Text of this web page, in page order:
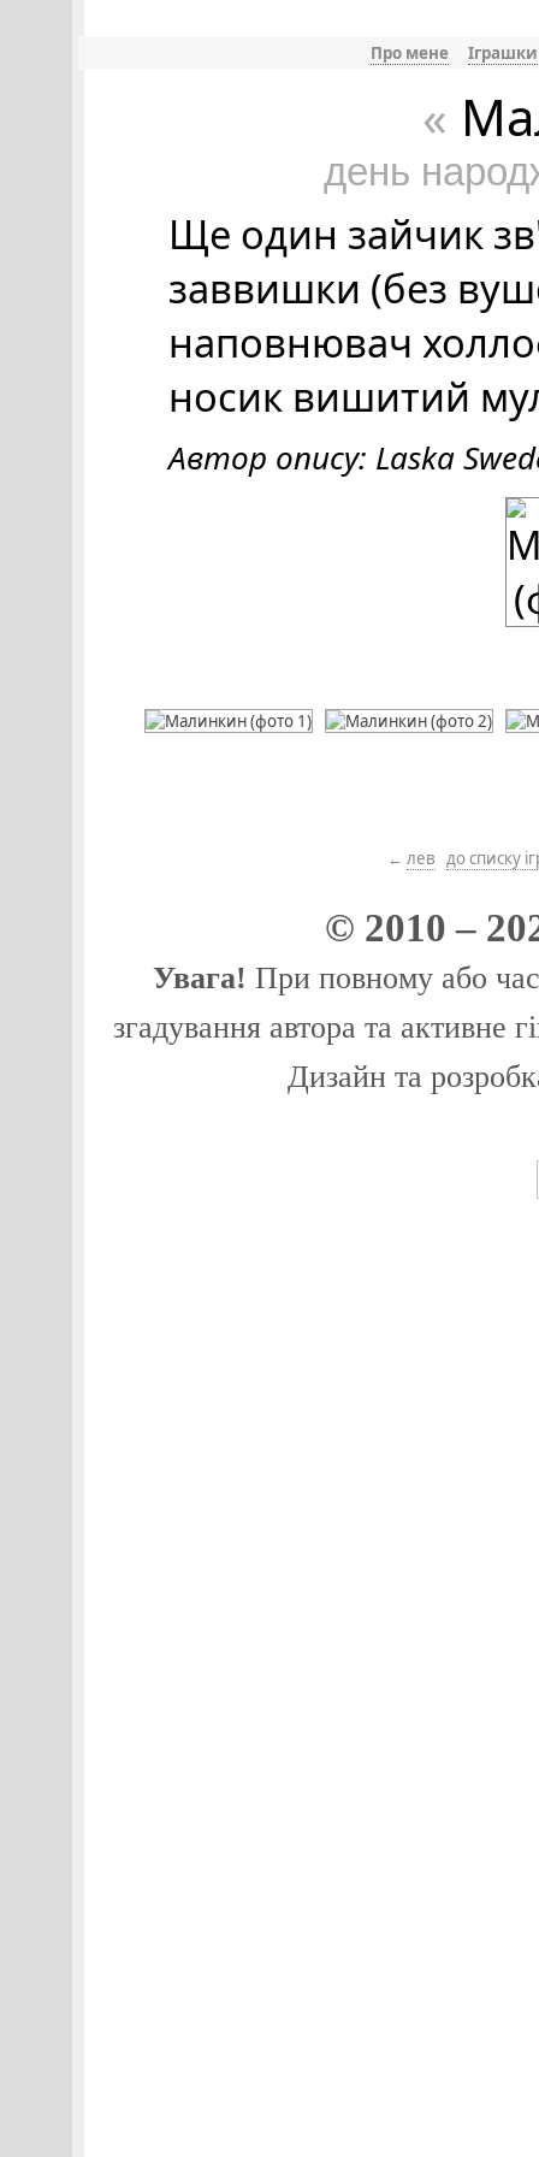
Про мене Іграшки
«
день
Ще один зайчик
заввишки (без
наповнювач
носик вишитий
Автор опису: Laska
← лев до списку
© 2010 –
Увага! При повному або
згадування автора та активне
Дизайн та